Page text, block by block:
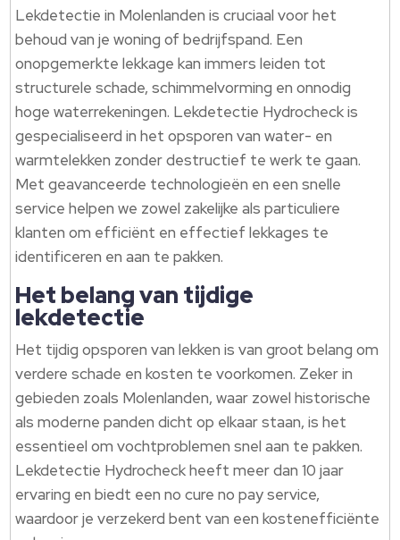
Lekdetectie in Molenlanden is cruciaal voor het
behoud van je woning of bedrijfspand. Een
onopgemerkte lekkage kan immers leiden tot
structurele schade, schimmelvorming en onnodig
hoge waterrekeningen. Lekdetectie Hydrocheck is
gespecialiseerd in het opsporen van water- en
warmtelekken zonder destructief te werk te gaan.
Met geavanceerde technologieën en een snelle
service helpen we zowel zakelijke als particuliere
klanten om efficiënt en effectief lekkages te
identificeren en aan te pakken.
Het belang van tijdige
lekdetectie
Het tijdig opsporen van lekken is van groot belang om
verdere schade en kosten te voorkomen. Zeker in
gebieden zoals Molenlanden, waar zowel historische
als moderne panden dicht op elkaar staan, is het
essentieel om vochtproblemen snel aan te pakken.
Lekdetectie Hydrocheck heeft meer dan 10 jaar
ervaring en biedt een no cure no pay service,
waardoor je verzekerd bent van een kostenefficiënte